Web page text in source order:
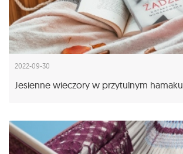
2022-09-30
Jesienne wieczory w przytulnym hamaku